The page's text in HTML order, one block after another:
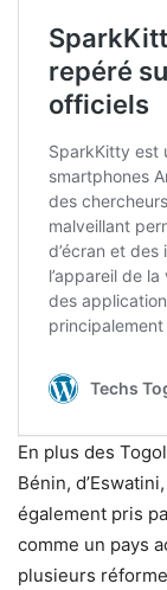
En plus des
Bénin,
également pris
comme un pays
plusieurs